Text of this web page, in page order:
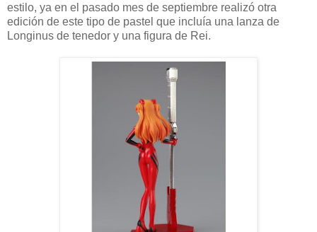
estilo, ya en el pasado mes de septiembre realizó otra
edición de este tipo de pastel que incluía una lanza de
Longinus de tenedor y una figura de Rei.